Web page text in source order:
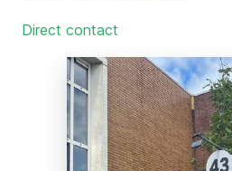
Direct contact